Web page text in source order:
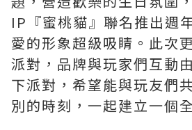
IP『蜜桃貓』聯名推出週
愛的形象超級吸睛。此次
派對，品牌與玩家們互動
下派對，希望能與玩友們
別的時刻，一起建立一個